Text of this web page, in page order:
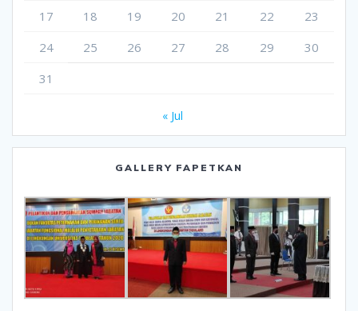
17
18 19 20 21 22
23
24
25 26 27 28 29
30
31
« Jul
GALLERY FAPETKAN